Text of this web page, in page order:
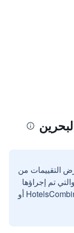
التقييمات من
تم إجراؤها
بواسطة مستخدمين حقيقيين مع HotelsCombined أو